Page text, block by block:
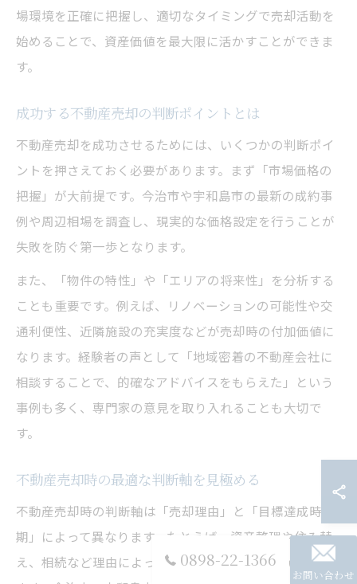
場環境を正確に把握し、適切なタイミングで売却活動を
始めることで、資産価値を最大限に活かすことができま
す。
成功する不動産売却の判断ポイントとは
不動産売却を成功させるためには、いくつかの判断ポイ
ントを押さえておく必要があります。まず「市場価格の
把握」が大前提です。今治市や宇和島市の最新の成約事
例や周辺相場を調査し、現実的な価格設定を行うことが
失敗を防ぐ第一歩となります。
また、「物件の特性」や「エリアの将来性」を分析する
ことも重要です。例えば、リノベーションの可能性や交
通利便性、近隣施設の充実度などが売却時の付加価値に
なります。経験者の声として「地域密着の不動産会社に
相談することで、的確なアドバイスをもらえた」という
事例も多く、専門家の意見を取り入れることも大切で
す。
不動産売却時の最適な判断軸を見極める
不動産売却時の判断軸は「売却理由」と「目標達成時
期」によって異なります。たとえば、資産整理や住み替
え、相続など理由によって重視すべきポイントが変わり
0898-22-1366
お問い合わせ